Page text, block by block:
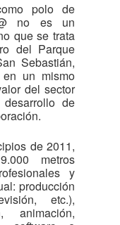
polo de
no es un
que se trata
del Parque
Sebastián,
un mismo
del sector
de
de 2011,
metros
y
producción
etc.),
animación,